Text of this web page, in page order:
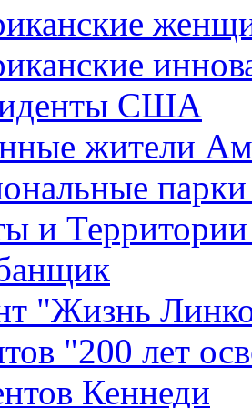
США
жители
и
"Жизнь
"200 лет
Кеннеди